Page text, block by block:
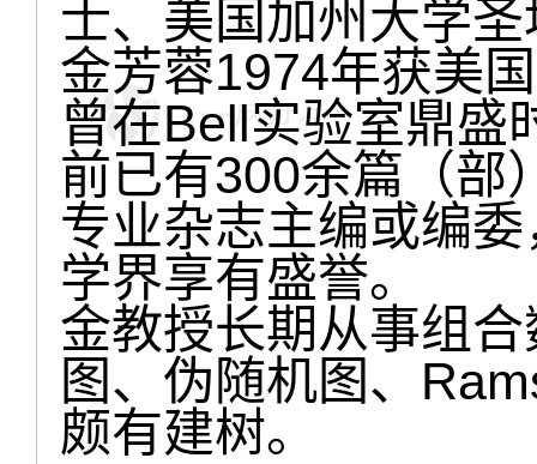
士、美国加州大学
金芳蓉1974年获美
曾在Bell实验室鼎盛
前已有300余篇（部
专业杂志主编或编
学界享有盛誉。
金教授长期从事组
图、伪随机图、
颇有建树。